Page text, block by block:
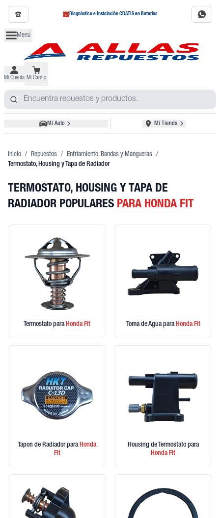
Diagnóstico e Instalación GRATIS en Baterías
Menú
Mi Cuenta Mi Carrito
Mi Auto Mi Tienda
Inicio / Repuestos / Enfriamiento, Bandas y Mangueras /
Termostato, Housing y Tapa de Radiador
TERMOSTATO, HOUSING Y TAPA DE
RADIADOR POPULARES PARA HONDA FIT
Termostato paraHondaFit Toma de Agua paraHondaFit
Tapon de Radiador paraHonda
Fit
Housing de Termostato para
HondaFit